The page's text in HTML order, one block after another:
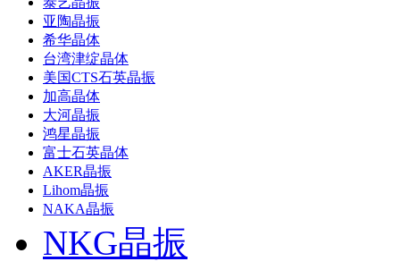
亚陶晶振
希华晶体
台湾津绽晶体
美国CTS石英晶振
加高晶体
大河晶振
鸿星晶振
富士石英晶体
AKER晶振
Lihom晶振
NAKA晶振
NKG晶振